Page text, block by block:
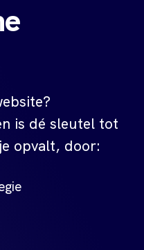
is dé sleutel tot
opvalt, door: